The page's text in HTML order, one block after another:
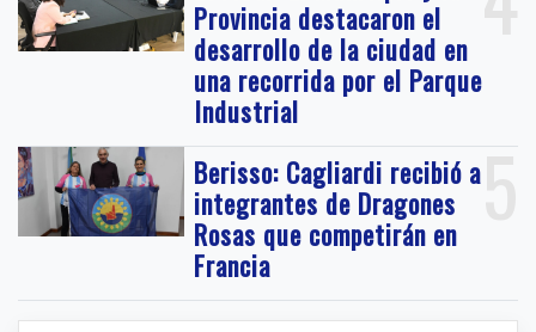
Provincia destacaron el
desarrollo de la ciudad en
una recorrida por el Parque
Industrial
5
Berisso: Cagliardi recibió a
integrantes de Dragones
Rosas que competirán en
Francia